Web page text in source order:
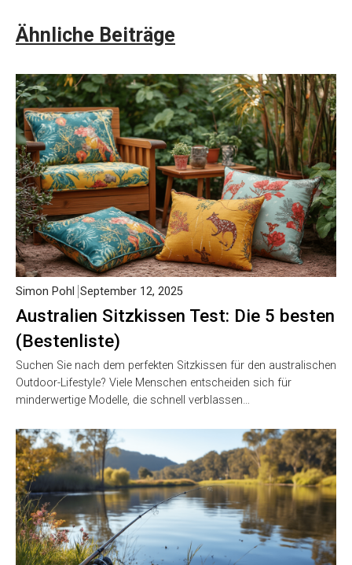
Ähnliche Beiträge
Australien Sitzkissen Test: Die 5 besten
(Bestenliste)
Simon Pohl September 12, 2025
Suchen Sie nach dem perfekten Sitzkissen für den australischen
Outdoor-Lifestyle? Viele Menschen entscheiden sich für
minderwertige Modelle, die schnell verblassen…